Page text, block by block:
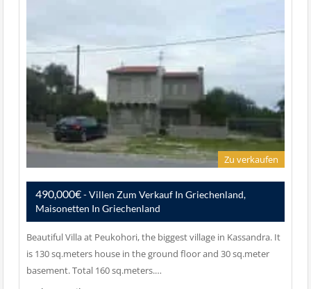
Zu verkaufen
490,000€- Villen Zum Verkauf In Griechenland,
Maisonetten In Griechenland
Beautiful Villa at Peukohori, the biggest village in Kassandra. It
is 130 sq.meters house in the ground floor and 30 sq.meter
basement. Total 160 sq.meters.…